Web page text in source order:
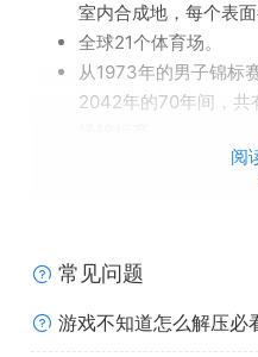
室内合成地，每个表
全球21个体育场。
从1973年的男子锦标
2042年的70年间，
有网球电视评论员达
6个难度级别，每个级
拥有完全排名系统。
提供3D男女玩家，且
阅
常见问题
游戏不知道怎么解压必